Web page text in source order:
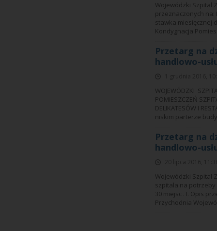
Wojewódzki Szpital
przeznaczonych na:
stawka miesięcznej
Kondygnacja
Przetarg na
handlowo-
WOJEWÓDZKI
POMIESZCZEŃ
DELIKATESÓW I
niskim parterze
Przetarg na
handlowo-
Wojewódzki Szpital
szpitala na
30 miejsc . I. Opis
Przychodnia